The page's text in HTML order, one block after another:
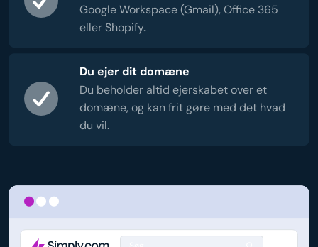
Google Workspace (Gmail), Office 365
eller Shopify.
Du ejer dit domæne
Du beholder altid ejerskabet over et
domæne, og kan frit gøre med det hvad
du vil.